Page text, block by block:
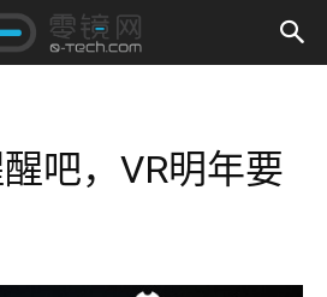
吧，VR明年要